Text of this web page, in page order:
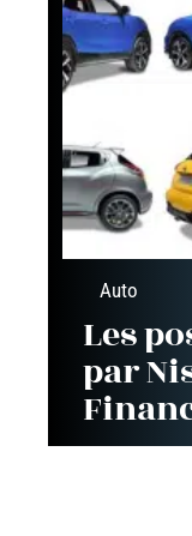
Auto
Les
par